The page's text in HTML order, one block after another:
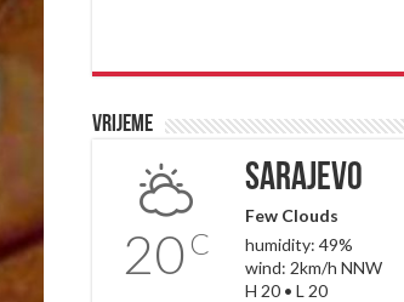
Vrijeme
20 C
Sarajevo
Few Clouds
humidity: 49%
wind: 2km/h NNW
H 20 • L 20